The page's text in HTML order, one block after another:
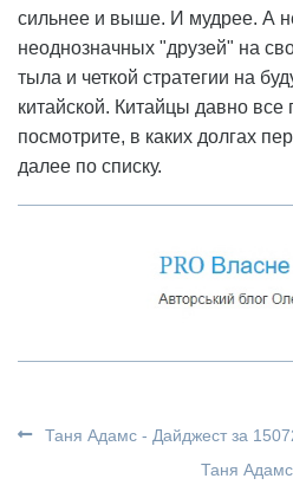
сильнее и выше. И мудрее. А
неоднозначных "друзей" на
тыла и четкой стратегии на
китайской. Китайцы давно все
посмотрите, в каких долгах
далее по списку.
Таня Адамс - Дайджест за
Таня